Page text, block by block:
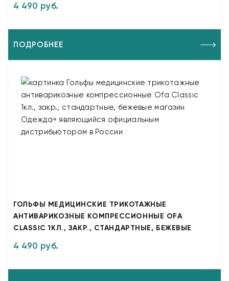
4 490 руб.
ПОДРОБНЕЕ
ГОЛЬФЫ МЕДИЦИНСКИЕ ТРИКОТАЖНЫЕ
АНТИВАРИКОЗНЫЕ КОМПРЕССИОННЫЕ OFA
CLASSIC 1КЛ., ЗАКР., СТАНДАРТНЫЕ, БЕЖЕВЫЕ
4 490 руб.